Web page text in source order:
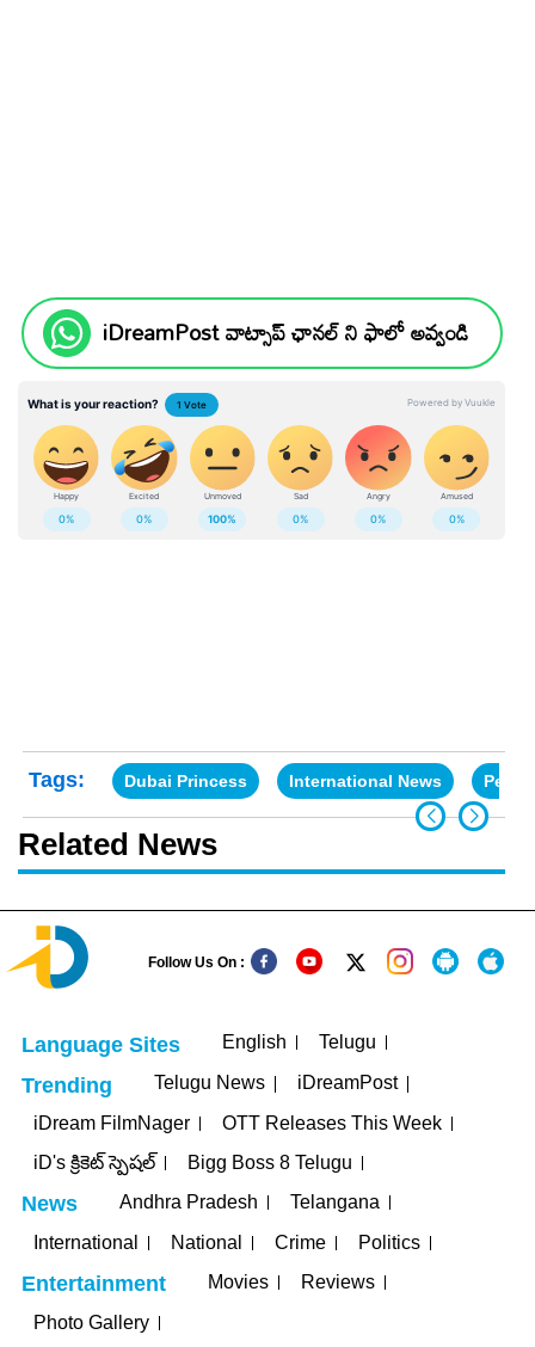
iDreamPost వాట్సాప్ ఛానల్ ని ఫాలో అవ్వండి
Tags: Dubai Princess International News
Related News
Follow Us On :
Language Sites English Telugu
Trending Telugu News
iDreamPost
iDream FilmNager
OTT Releases This Week
iD's క్రికెట్ స్పెషల్
Bigg Boss 8 Telugu
News Andhra Pradesh
Telangana
International
National Crime Politics
Entertainment Movies
Reviews
Photo Gallery